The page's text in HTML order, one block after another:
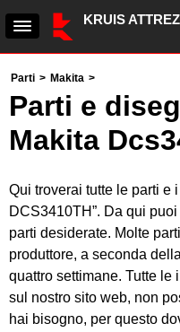
KRUIS
Parti > Makita >
Parti e
Makita
Qui troverai tutte le parti e
DCS3410TH”. Da qui
parti desiderate. Molte
produttore, a seconda
quattro settimane. Tutte
sul nostro sito web, non
hai bisogno, per questo